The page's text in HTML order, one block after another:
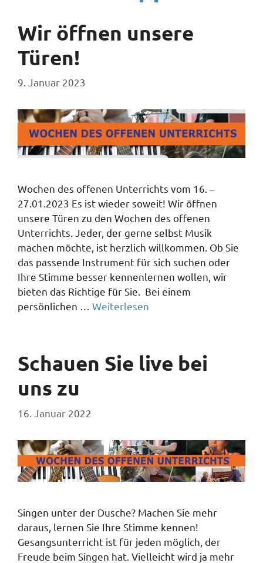
Wir öffnen unsere
Türen!
9. Januar 2023
Wochen des offenen Unterrichts vom 16. –
27.01.2023 Es ist wieder soweit! Wir öffnen
unsere Türen zu den Wochen des offenen
Unterrichts. Jeder, der gerne selbst Musik
machen möchte, ist herzlich willkommen. Ob Sie
das passende Instrument für sich suchen oder
Ihre Stimme besser kennenlernen wollen, wir
bieten das Richtige für Sie. Bei einem
persönlichen … Weiterlesen
Schauen Sie live bei
uns zu
16. Januar 2022
Singen unter der Dusche? Machen Sie mehr
daraus, lernen Sie Ihre Stimme kennen!
Gesangsunterricht ist für jeden möglich, der
Freude beim Singen hat. Vielleicht wird ja mehr